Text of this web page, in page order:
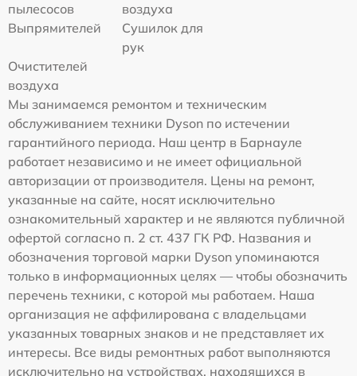
пылесосов
воздуха
Выпрямителей
Сушилок для
рук
Очистителей
воздуха
Мы занимаемся ремонтом и техническим
обслуживанием техники Dyson по истечении
гарантийного периода. Наш центр в Барнауле
работает независимо и не имеет официальной
авторизации от производителя. Цены на ремонт,
указанные на сайте, носят исключительно
ознакомительный характер и не являются публичной
офертой согласно п. 2 ст. 437 ГК РФ. Названия и
обозначения торговой марки Dyson упоминаются
только в информационных целях — чтобы обозначить
перечень техники, с которой мы работаем. Наша
организация не аффилирована с владельцами
указанных товарных знаков и не представляет их
интересы. Все виды ремонтных работ выполняются
исключительно на устройствах, находящихся в